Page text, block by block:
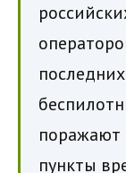
поражают
пункты